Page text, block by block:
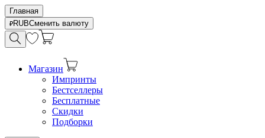
Главная
RUBСменить валюту
Магазин
Импринты
Бестселлеры
Бесплатные
Скидки
Подборки